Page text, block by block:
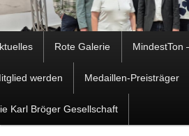
Zum
wechseln
Zum
Inhalt
Rote Galerie MindestTon
werden Medaillen-Preisträger
Karl Bröger Gesellschaft